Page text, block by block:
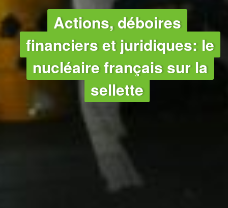
CLIMAT
Actions, déboires
financiers et juridiques: le
nucléaire français sur la
sellette